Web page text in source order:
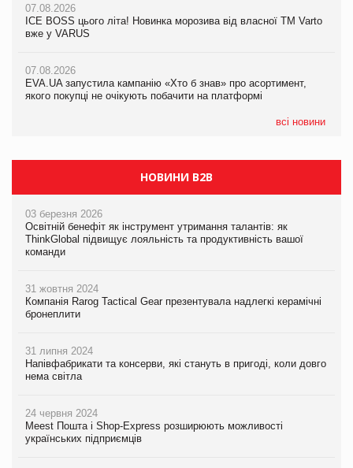
07.08.2026
ICE BOSS цього літа! Новинка морозива від власної ТМ Varto
вже у VARUS
07.08.2026
EVA.UA запустила кампанію «Хто б знав» про асортимент,
якого покупці не очікують побачити на платформі
всі новини
06.08.2026
Смачна новинка для хвостатих: у VARUS з’явилися паучі
05.08.2026
Мережа супермаркетів VARUS купує мережу магазинів
Продажі Hugo Boss впали на 9%
НОВИНИ B2B
03 березня 2026
Освітній бенефіт як інструмент утримання талантів: як
ThinkGlobal підвищує лояльність та продуктивність вашої
команди
31 жовтня 2024
Компанія Rarog Tactical Gear презентувала надлегкі керамічні
бронеплити
31 липня 2024
Напівфабрикати та консерви, які стануть в пригоді, коли довго
нема світла
24 червня 2024
Meest Пошта і Shop-Express розширюють можливості
українських підприємців